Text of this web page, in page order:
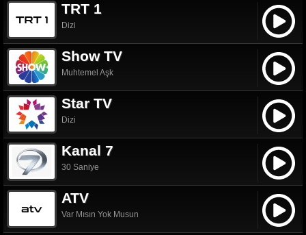
TRT 1
Dizi
Show TV
Muhtemel Aşk
Star TV
Dizi
Kanal 7
30 Saniye
ATV
Var Mısın Yok Musun